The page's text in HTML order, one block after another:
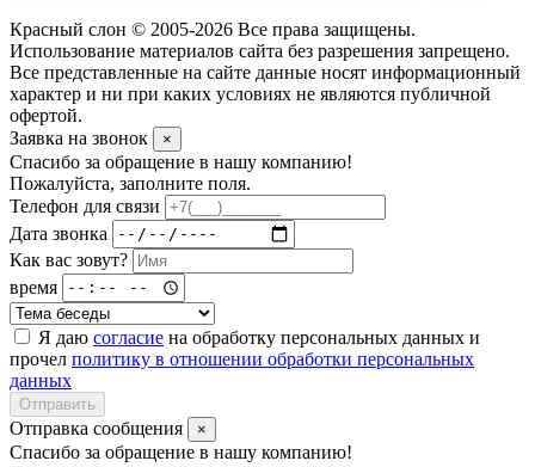
Красный слон © 2005-2026 Все права защищены.
Использование материалов сайта без разрешения запрещено.
Все представленные на сайте данные носят информационный
характер и ни при каких условиях не являются публичной
офертой.
Заявка на звонок
×
Спасибо за обращение в нашу компанию!
Пожалуйста, заполните поля.
Телефон для связи
Дата звонка
Как вас зовут?
время
Я даю согласие на обработку персональных данных и
прочел политику в отношении обработки персональных
данных
Отправить
Отправка сообщения ×
Спасибо за обращение в нашу компанию!